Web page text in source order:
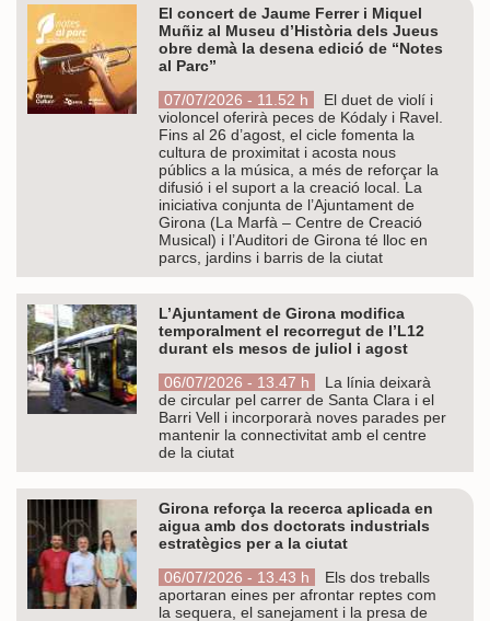
El concert de Jaume Ferrer i Miquel
Muñiz al Museu d’Història dels Jueus
obre demà la desena edició de “Notes
al Parc”
07/07/2026 - 11.52 h
El duet de violí i
violoncel oferirà peces de Kódaly i Ravel.
Fins al 26 d’agost, el cicle fomenta la
cultura de proximitat i acosta nous
públics a la música, a més de reforçar la
difusió i el suport a la creació local. La
iniciativa conjunta de l’Ajuntament de
Girona (La Marfà – Centre de Creació
Musical) i l’Auditori de Girona té lloc en
parcs, jardins i barris de la ciutat
L’Ajuntament de Girona modifica
temporalment el recorregut de l’L12
durant els mesos de juliol i agost
06/07/2026 - 13.47 h
La línia deixarà
de circular pel carrer de Santa Clara i el
Barri Vell i incorporarà noves parades per
mantenir la connectivitat amb el centre
de la ciutat
Girona reforça la recerca aplicada en
aigua amb dos doctorats industrials
estratègics per a la ciutat
06/07/2026 - 13.43 h
Els dos treballs
aportaran eines per afrontar reptes com
la sequera, el sanejament i la presa de